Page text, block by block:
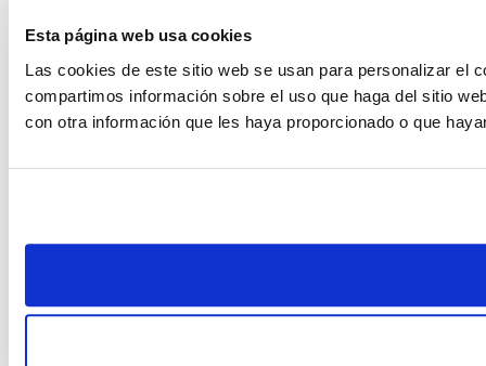
Esta página web usa cookies
Las cookies de este sitio web se usan para personalizar el
compartimos información sobre el uso que haga del sitio
con otra información que les haya proporcionado o que
%
OFF